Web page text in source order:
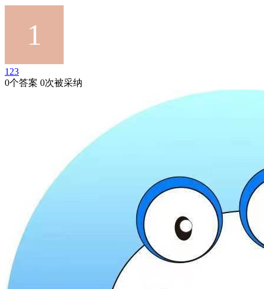
123
0个答案 0次被采纳